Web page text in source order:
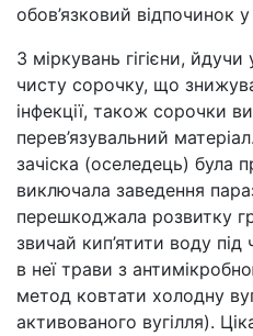
обов’язковий відпочинок
З міркувань гігієни,
чисту сорочку, що
інфекції, також сорочки
перев’язувальний
зачіска (оселедець) була
виключала заведення
перешкоджала розвитку
звичай кип’ятити воду
в неї трави з
метод ковтати холодну
активованого вугілля).